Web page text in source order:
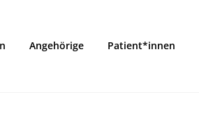
Angehörige Patient*innen